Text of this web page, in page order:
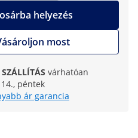
helyezés
most
várhatóan
péntek
ár garancia